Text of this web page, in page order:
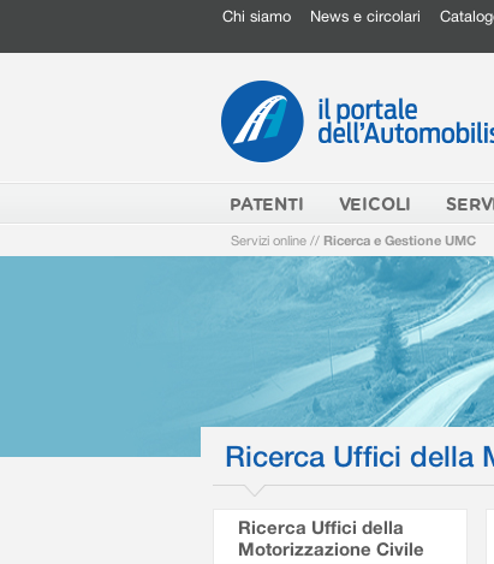
Chi siamo News e circolari
PATENTI VEICOLI
Servizi online // Ricerca e Gestione UMC
Ricerca Uffici della
Ricerca Uffici della
Motorizzazione Civile